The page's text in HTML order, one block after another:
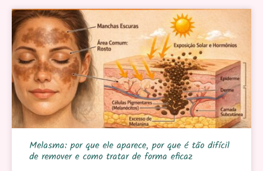
Melasma: por que ele aparece, por que é tão difícil
de remover e como tratar de forma eficaz